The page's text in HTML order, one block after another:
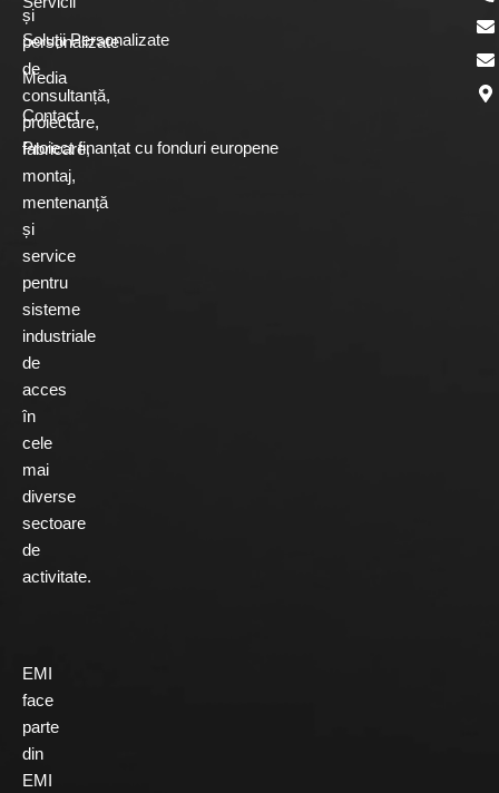
și
personalizate
de
consultanță,
proiectare,
fabricare,
montaj,
mentenanță
și
service
pentru
sisteme
industriale
de
acces
în
cele
mai
diverse
sectoare
de
activitate.
EMI
face
parte
din
EMI
Soluții Personalizate
Media
Contact
Proiect finanțat cu fonduri europene